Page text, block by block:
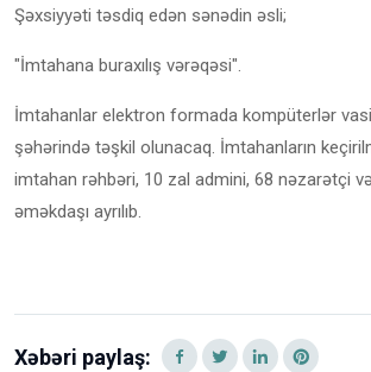
Şəxsiyyəti təsdiq edən sənədin əsli;
"İmtahana buraxılış vərəqəsi".
İmtahanlar elektron formada kompüterlər
şəhərində təşkil olunacaq. İmtahanların
imtahan rəhbəri, 10 zal admini, 68 nəzarətçi və
əməkdaşı ayrılıb.
Xəbəri paylaş: